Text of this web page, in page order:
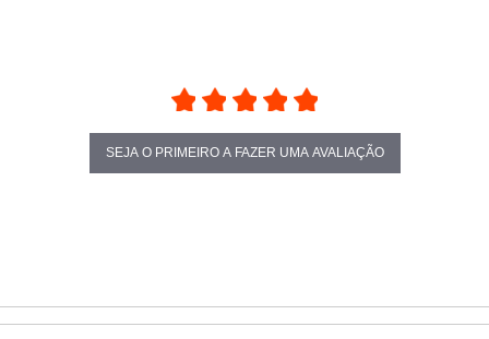
SEJA O PRIMEIRO A FAZER UMA AVALIAÇÃO